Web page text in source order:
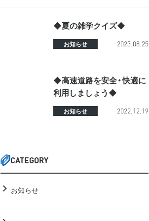
◆夏の雑学クイズ◆
お知らせ 2023.08.25
◆高速道路を安全・快適に
利用しましょう◆
お知らせ 2022.12.19
CATEGORY
お知らせ